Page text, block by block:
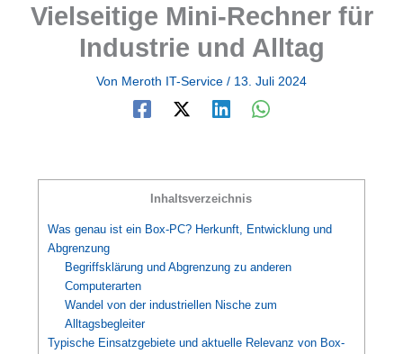
Vielseitige Mini-Rechner für
Industrie und Alltag
Von Meroth IT-Service / 13. Juli 2024
Inhaltsverzeichnis
Was genau ist ein Box-PC? Herkunft, Entwicklung und
Abgrenzung
Begriffsklärung und Abgrenzung zu anderen
Computerarten
Wandel von der industriellen Nische zum
Alltagsbegleiter
Typische Einsatzgebiete und aktuelle Relevanz von Box-